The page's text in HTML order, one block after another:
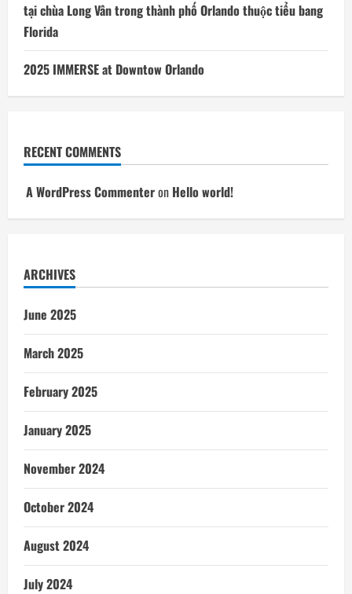
tại chùa Long Vân trong thành phố Orlando thuộc tiểu bang
Florida
2025 IMMERSE at Downtow Orlando
RECENT COMMENTS
A WordPress Commenteron Hello world!
ARCHIVES
June 2025
March 2025
February 2025
January 2025
November 2024
October 2024
August 2024
July 2024